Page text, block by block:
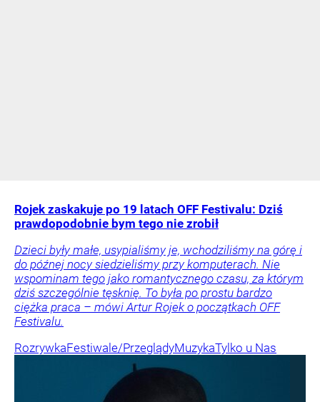
Rojek zaskakuje po 19 latach OFF Festivalu: Dziś
prawdopodobnie bym tego nie zrobił
Dzieci były małe, usypialiśmy je, wchodziliśmy na górę i
do późnej nocy siedzieliśmy przy komputerach. Nie
wspominam tego jako romantycznego czasu, za którym
dziś szczególnie tęsknię. To była po prostu bardzo
ciężka praca – mówi Artur Rojek o początkach OFF
Festivalu.
RozrywkaFestiwale/PrzeglądyMuzykaTylko u Nas